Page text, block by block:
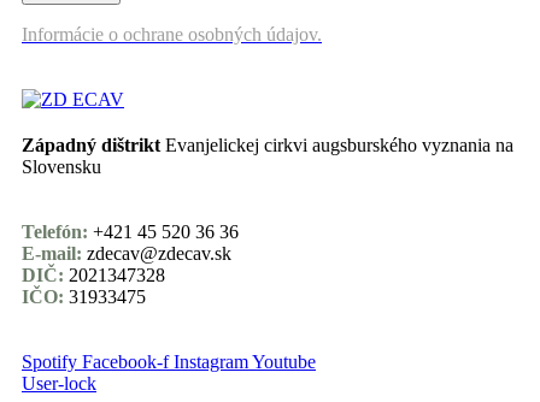
Informácie o ochrane osobných údajov.
Západný dištrikt Evanjelickej cirkvi augsburského vyznania na
Slovensku
Telefón: +421 45 520 36 36
E-mail: zdecav@zdecav.sk
DIČ: 2021347328
IČO: 31933475
Spotify Facebook-f InstagramYoutube
User-lock